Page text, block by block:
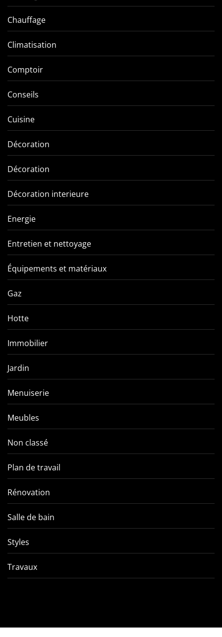
Chauffage
Climatisation
Comptoir
Conseils
Cuisine
Décoration
Décoration
Décoration interieure
Energie
Entretien et nettoyage
Équipements et matériaux
Gaz
Hotte
Immobilier
Jardin
Menuiserie
Meubles
Non classé
Plan de travail
Rénovation
Salle de bain
Styles
Travaux